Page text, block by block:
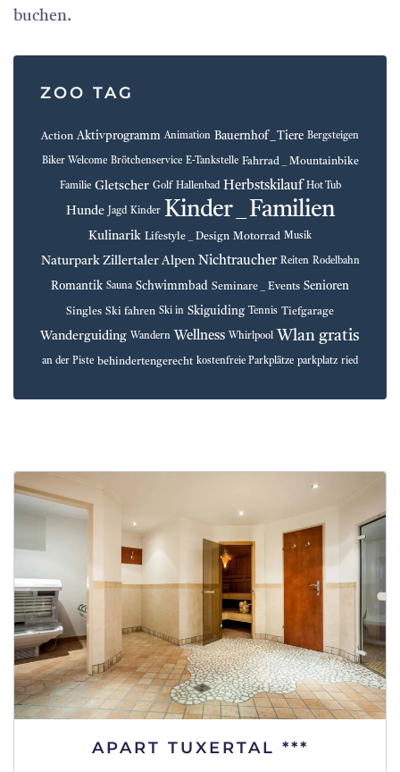
buchen.
ZOO TAG
Action Aktivprogramm Animation Bauernhof _ Tiere Bergsteigen
Biker Welcome Brötchenservice E-Tankstelle Fahrrad _ Mountainbike
Familie Gletscher Golf Hallenbad Herbstskilauf Hot Tub
Hunde Jagd Kinder Kinder _ Familien
Kulinarik Lifestyle _ Design Motorrad Musik
Naturpark Zillertaler Alpen Nichtraucher Reiten Rodelbahn
Romantik Sauna Schwimmbad Seminare _ Events Senioren
Singles Ski fahren Ski in Skiguiding Tennis Tiefgarage
Wanderguiding Wandern Wellness Whirlpool Wlan gratis
an der Piste behindertengerecht kostenfreie Parkplätze parkplatz ried
APART TUXERTAL ***